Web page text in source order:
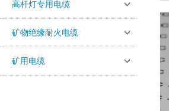
高杆灯专用电缆
矿物绝缘耐火电缆
矿用电缆